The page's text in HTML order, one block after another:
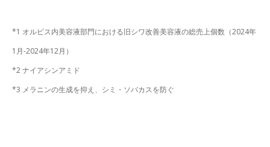
*1 オルビス内美容液部門における旧シワ改善美容液の総売上個数（2024年
1月-2024年12月）
*2 ナイアシンアミド
*3 メラニンの生成を抑え、シミ・ソバカスを防ぐ